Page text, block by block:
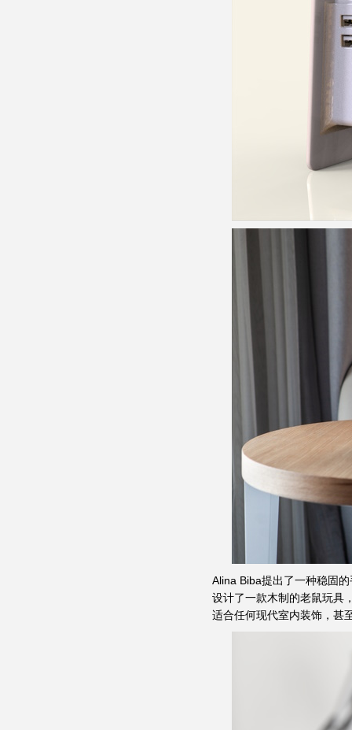
Alina Biba提出了一种稳固
设计了一款木制的老鼠玩具
适合任何现代室内装饰，甚